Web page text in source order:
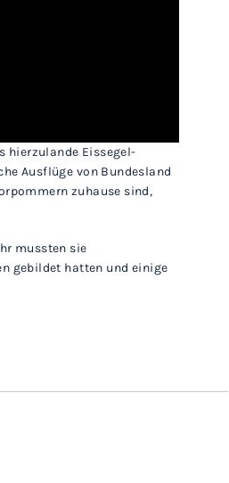
hierzulande Eissegel-
Ausflüge von Bundesland
zuhause sind,
mussten sie
gebildet hatten und einige